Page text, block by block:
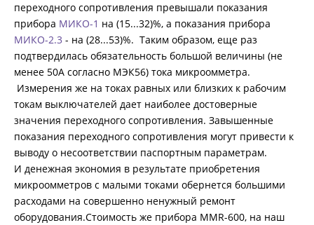
переходного сопротивления превышали показания
прибора МИКО-1 на (15...32)%, а показания прибора
МИКО-2.3 - на (28...53)%. Таким образом, еще раз
подтвердилась обязательность большой величины (не
менее 50А согласно МЭК56) тока микроомметра.
Измерения же на токах равных или близких к рабочим
токам выключателей дает наиболее достоверные
значения переходного сопротивления. Завышенные
показания переходного сопротивления могут привести к
выводу о несоответствии паспортным параметрам.
И денежная экономия в результате приобретения
микроомметров с малыми токами обернется большими
расходами на совершенно ненужный ремонт
оборудования.Стоимость же прибора MMR-600, на наш